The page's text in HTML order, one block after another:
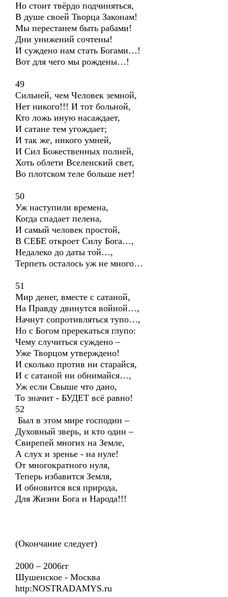
Но стоит твёрдо подчиняться,
В душе своей Творца Законам!
Мы перестанем быть рабами!
Дни унижений сочтены!
И суждено нам стать Богами…!
Вот для чего мы рождены…!
49
Сильней, чем Человек земной,
Нет никого!!! И тот больной,
Кто ложь иную насаждает,
И сатане тем угождает;
И так же, никого умней,
И Сил Божественных полней,
Хоть облети Вселенский свет,
Во плотском теле больше нет!
50
Уж наступили времена,
Когда спадает пелена,
И самый человек простой,
В СЕБЕ откроет Силу Бога…,
Недалеко до даты той…,
Терпеть осталось уж не много…
51
Мир денег, вместе с сатаной,
На Правду двинутся войной…,
Начнут сопротивляться тупо…,
Но с Богом пререкаться глупо:
Чему случиться суждено –
Уже Творцом утверждено!
И сколько против ни старайся,
И с сатаной ни обнимайся…,
Уж если Свыше что дано,
То значит - БУДЕТ всё равно!
52
Был в этом мире господин –
Духовный зверь, и кто один –
Свирепей многих на Земле,
А слух и зренье - на нуле!
От многократного нуля,
Теперь избавится Земля,
И обновится вся природа,
Для Жизни Бога и Народа!!!
(Окончание следует)
2000 – 2006гг
Шушенское - Москва
http:NOSTRADAMYS.ru